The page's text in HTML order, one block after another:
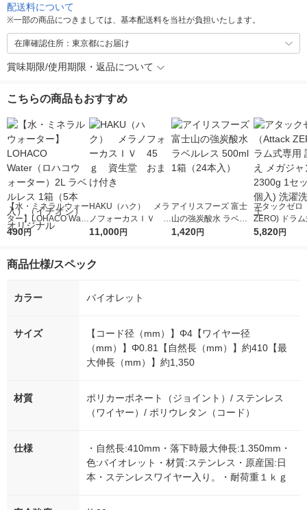
配送料について
※一部の商品につきましては、基本配送料を当社が負担いたします。
在庫確認住所：東京都にお届け
賞味期限/使用期限・返品について
こちらの商品もおすすめ
【水・ミネラルウォー
ター】LOHACO Wate
r（ロハコウォータ
シ） オリジナル
490円
HAKU（ハク） メラ
ノフォーカスＩＶ 4
5ｇ 資生堂 おまけ
11,000円
アイリスフーズ 富士
山の強炭酸水 ラベル
レス 500ml 1箱（24
1,420円
アタックゼロ
ZERO) ドラ
詰め替え メガ
5,820円
商品仕様/スペック
カラー バイオレット
サイズ
【コード径（mm）】Φ4【ワイヤー径
（mm）】Φ0.81【自然長（mm）】約410【最
大伸長（mm）】約1,350
材質
ポリカーボネート（ジョイント）/ ステンレス
（ワイヤー）/ ポリウレタン（コード）
仕様
・自然長:410mm・落下時最大伸長:1.350mm・
色:バイオレット・材質:ステンレス・原産国:日
本・ステンレスワイヤー入り。・耐荷重１ｋｇ